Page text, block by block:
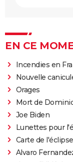
EN CE
Incendies en
Nouvelle
Orages
Mort de
Joe Biden
Lunettes pour
Carte de
Alvaro